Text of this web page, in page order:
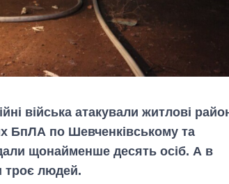
війська атакували житлові
БпЛА по Шевченківському та
щонайменше десять осіб. А в
троє людей.